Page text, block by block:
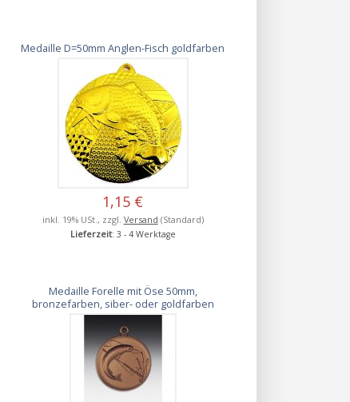
Medaille D=50mm Anglen-Fisch goldfarben
1,15 €
inkl. 19% USt., zzgl. Versand (Standard)
Lieferzeit: 3 - 4 Werktage
Medaille Forelle mit Öse 50mm,
bronzefarben, siber- oder goldfarben